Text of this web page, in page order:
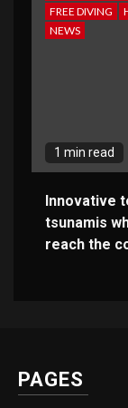
FREE DIVING
NEWS
1 min read
Innovative
tsunamis
reach the
PAGES